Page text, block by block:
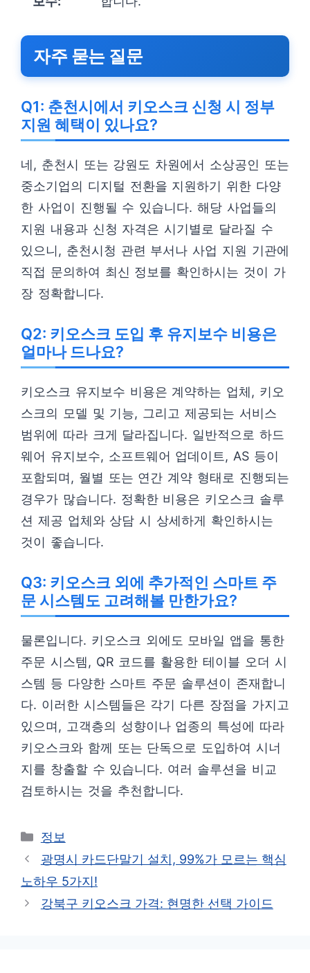
자주 묻는 질문
Q1: 춘천시에서 키오스크 신청 시 정부
지원 혜택이 있나요?
네, 춘천시 또는 강원도 차원에서 소상공인 또는
중소기업의 디지털 전환을 지원하기 위한 다양
한 사업이 진행될 수 있습니다. 해당 사업들의
지원 내용과 신청 자격은 시기별로 달라질 수
있으니, 춘천시청 관련 부서나 사업 지원 기관에
직접 문의하여 최신 정보를 확인하시는 것이 가
장 정확합니다.
Q2: 키오스크 도입 후 유지보수 비용은
얼마나 드나요?
키오스크 유지보수 비용은 계약하는 업체, 키오
스크의 모델 및 기능, 그리고 제공되는 서비스
범위에 따라 크게 달라집니다. 일반적으로 하드
웨어 유지보수, 소프트웨어 업데이트, AS 등이
포함되며, 월별 또는 연간 계약 형태로 진행되는
경우가 많습니다. 정확한 비용은 키오스크 솔루
션 제공 업체와 상담 시 상세하게 확인하시는
것이 좋습니다.
Q3: 키오스크 외에 추가적인 스마트 주
문 시스템도 고려해볼 만한가요?
물론입니다. 키오스크 외에도 모바일 앱을 통한
주문 시스템, QR 코드를 활용한 테이블 오더 시
스템 등 다양한 스마트 주문 솔루션이 존재합니
다. 이러한 시스템들은 각기 다른 장점을 가지고
있으며, 고객층의 성향이나 업종의 특성에 따라
키오스크와 함께 또는 단독으로 도입하여 시너
지를 창출할 수 있습니다. 여러 솔루션을 비교
검토하시는 것을 추천합니다.
카
테
리
정보
광명시 카드단말기 설치, 99%가 모르는 핵심
노하우 5가지!
강북구 키오스크 가격: 현명한 선택 가이드